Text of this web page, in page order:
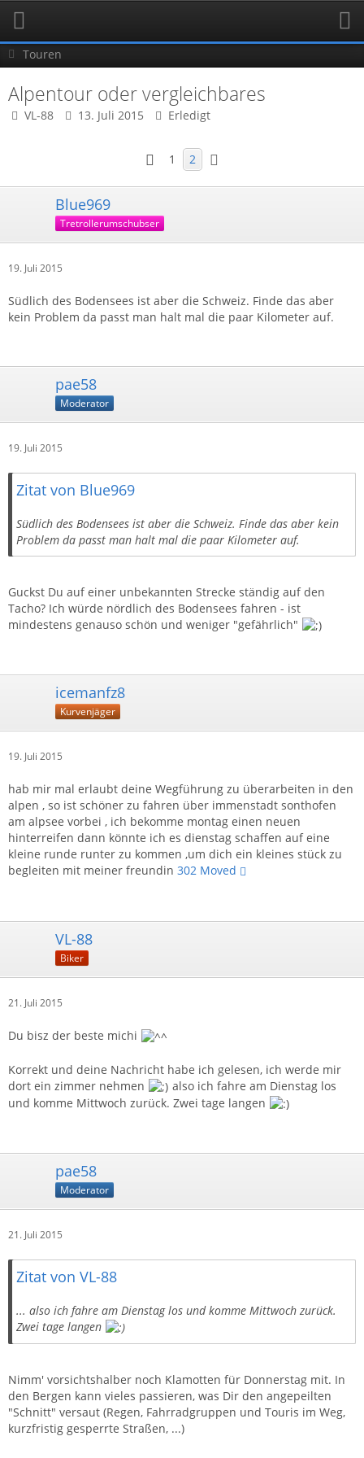
Touren
Alpentour oder vergleichbares
VL-88 13. Juli 2015 Erledigt
1 2
Blue969
Tretrollerumschubser
19. Juli 2015
Südlich des Bodensees ist aber die Schweiz. Finde das aber
kein Problem da passt man halt mal die paar Kilometer auf.
pae58
Moderator
19. Juli 2015
Zitat von Blue969
Südlich des Bodensees ist aber die Schweiz. Finde das aber kein
Problem da passt man halt mal die paar Kilometer auf.
Guckst Du auf einer unbekannten Strecke ständig auf den
Tacho? Ich würde nördlich des Bodensees fahren - ist
mindestens genauso schön und weniger "gefährlich"
icemanfz8
Kurvenjäger
19. Juli 2015
hab mir mal erlaubt deine Wegführung zu überarbeiten in den
alpen , so ist schöner zu fahren über immenstadt sonthofen
am alpsee vorbei , ich bekomme montag einen neuen
hinterreifen dann könnte ich es dienstag schaffen auf eine
kleine runde runter zu kommen ,um dich ein kleines stück zu
begleiten mit meiner freundin 302 Moved
VL-88
Biker
21. Juli 2015
Du bisz der beste michi
Korrekt und deine Nachricht habe ich gelesen, ich werde mir
dort ein zimmer nehmen
also ich fahre am Dienstag los
und komme Mittwoch zurück. Zwei tage langen
pae58
Moderator
21. Juli 2015
Zitat von VL-88
... also ich fahre am Dienstag los und komme Mittwoch zurück.
Zwei tage langen
Nimm' vorsichtshalber noch Klamotten für Donnerstag mit. In
den Bergen kann vieles passieren, was Dir den angepeilten
"Schnitt" versaut (Regen, Fahrradgruppen und Touris im Weg,
kurzfristig gesperrte Straßen, ...)